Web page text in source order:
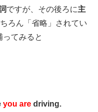
ですが、その後ろに主
ろん「省略」されてい
てみると
you are driving.